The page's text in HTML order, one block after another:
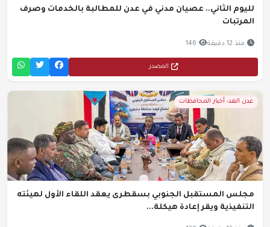
لليوم الثاني.. عصيان مدني في عدن للمطالبة بالخدمات وصرف
المرتبات
منذ 12 دقيقة 146
المصدر
عدن الغد- أخبار المحافظات
مجلس المستقبل الجنوبي بسقطرى يعقد اللقاء الأول لهيئته
التنفيذية ويقر إعادة هيكلة...